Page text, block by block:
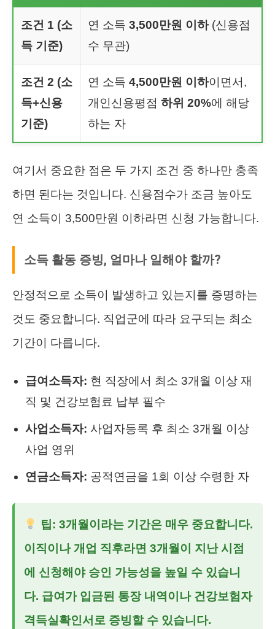
조건 1 (소
득 기준)
연 소득 3,500만원 이하(신용점
수 무관)
조건 2 (소
득+신용
기준)
연 소득 4,500만원 이하이면서,
개인신용평점 하위 20%에 해당
하는 자
여기서 중요한 점은 두 가지 조건 중 하나만 충족
하면 된다는 것입니다. 신용점수가 조금 높아도
연 소득이 3,500만원 이하라면 신청 가능합니다.
소득 활동 증빙, 얼마나 일해야 할까?
안정적으로 소득이 발생하고 있는지를 증명하는
것도 중요합니다. 직업군에 따라 요구되는 최소
기간이 다릅니다.
급여소득자: 현 직장에서 최소 3개월 이상 재
직 및 건강보험료 납부 필수
사업소득자: 사업자등록 후 최소 3개월 이상
사업 영위
연금소득자: 공적연금을 1회 이상 수령한 자
팁: 3개월이라는 기간은 매우 중요합니다.
이직이나 개업 직후라면 3개월이 지난 시점
에 신청해야 승인 가능성을 높일 수 있습니
다. 급여가 입금된 통장 내역이나 건강보험자
격득실확인서로 증빙할 수 있습니다.